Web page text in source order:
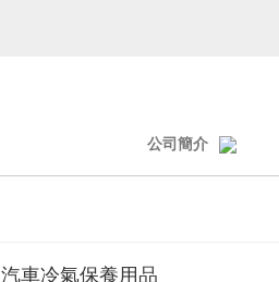
公司簡介
汽車冷氣保養用品